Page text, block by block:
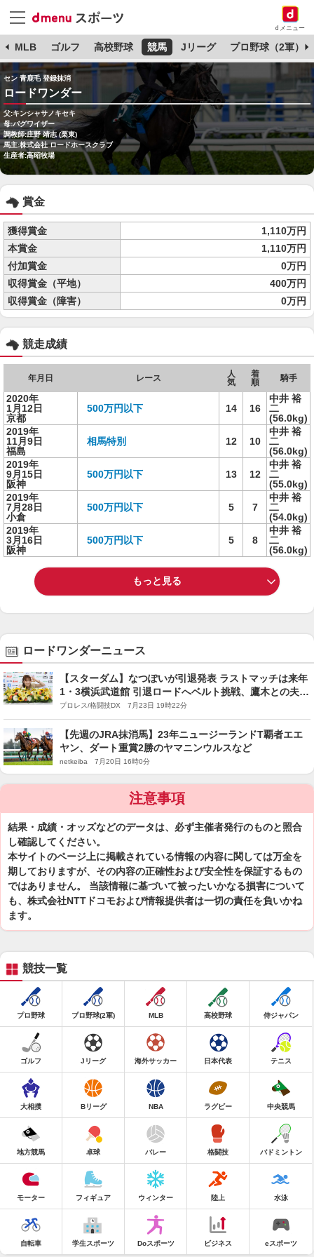
dメニュー
MLB ゴルフ 高校野球 競馬 Jリーグ プロ野球（2軍）
セン 青鹿毛 登録抹消
ロードワンダー
父:キンシャサノキセキ
母:バグワイザー
調教師:庄野 靖志 (栗東)
馬主:株式会社 ロードホースクラブ
生産者:高昭牧場
賞金
獲得賞金
1,110万円
本賞金
1,110万円
付加賞金
0万円
収得賞金（平地）
400万円
収得賞金（障害）
0万円
競走成績
年月日 レース
人
気
着
順
騎手
2020年
1月12日
京都
500万円以下 14 16
中井 裕
二
(56.0kg)
2019年
11月9日
福島
相馬特別 12 10
中井 裕
二
(56.0kg)
2019年
9月15日
阪神
500万円以下 13 12
中井 裕
二
(55.0kg)
2019年
7月28日
小倉
500万円以下 5 7
中井 裕
二
(54.0kg)
2019年
3月16日
阪神
500万円以下 5 8
中井 裕
二
(56.0kg)
もっと見る
ロードワンダーニュース
【スターダム】なつぽいが引退発表 ラストマッチは来年
1・3横浜武道館 引退ロードへベルト挑戦、鷹木との夫婦
タッグ結成に色気
プロレス/格闘技DX 7月23日 19時22分
【先週のJRA抹消馬】23年ニュージーランドT覇者エエ
ヤン、ダート重賞2勝のヤマニンウルスなど
netkeiba 7月20日 16時0分
注意事項
結果・成績・オッズなどのデータは、必ず主催者発行のものと照合
し確認してください。
本サイトのページ上に掲載されている情報の内容に関しては万全を
期しておりますが、その内容の正確性および安全性を保証するもの
ではありません。 当該情報に基づいて被ったいかなる損害について
も、株式会社NTTドコモおよび情報提供者は一切の責任を負いかね
ます。
競技一覧
プロ野球 プロ野球(2軍) MLB 高校野球 侍ジャパン
ゴルフ Jリーグ 海外サッカー 日本代表 テニス
大相撲 Bリーグ NBA ラグビー 中央競馬
地方競馬 卓球 バレー 格闘技 バドミントン
モーター フィギュア ウィンター 陸上 水泳
自転車 学生スポーツ Doスポーツ ビジネス eスポーツ